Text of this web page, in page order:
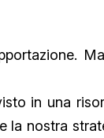
in una
la nostra